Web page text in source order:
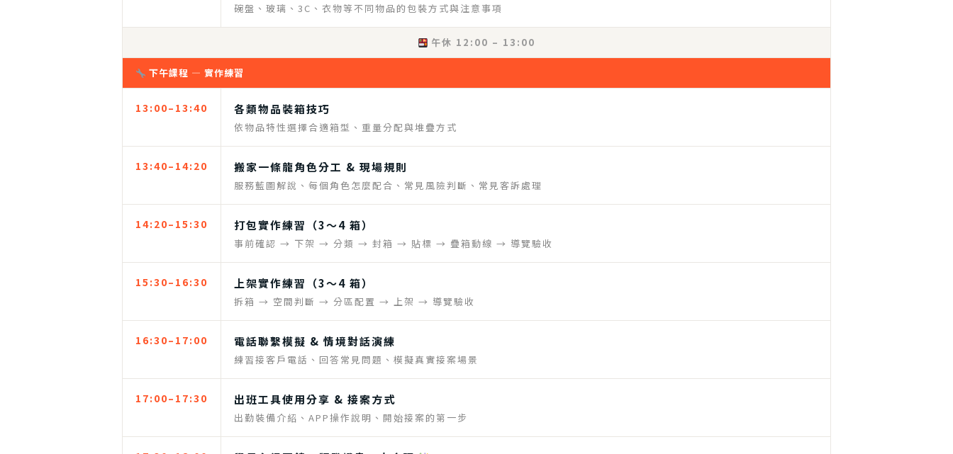
碗盤、玻璃、3C、衣物等不同物品的包裝方式與注意事項
午休 12:00 – 13:00
下午課程 — 實作練習
13:00–13:40 各類物品裝箱技巧
依物品特性選擇合適箱型、重量分配與堆疊方式
13:40–14:20 搬家一條龍角色分工 & 現場規則
服務藍圖解說、每個角色怎麼配合、常見風險判斷、常見客訴處理
14:20–15:30 打包實作練習（3～4 箱）
事前確認 → 下架 → 分類 → 封箱 → 貼標 → 疊箱動線 → 導覽驗收
15:30–16:30 上架實作練習（3～4 箱）
拆箱 → 空間判斷 → 分區配置 → 上架 → 導覽驗收
16:30–17:00 電話聯繫模擬 & 情境對話演練
練習接客戶電話、回答常見問題、模擬真實接案場景
17:00–17:30 出班工具使用分享 & 接案方式
出勤裝備介紹、APP操作說明、開始接案的第一步